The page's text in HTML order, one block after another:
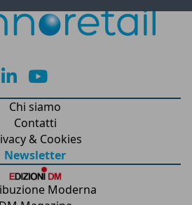
lk yt
Chi siamo
Contatti
& Cookies
Newsletter
Moderna